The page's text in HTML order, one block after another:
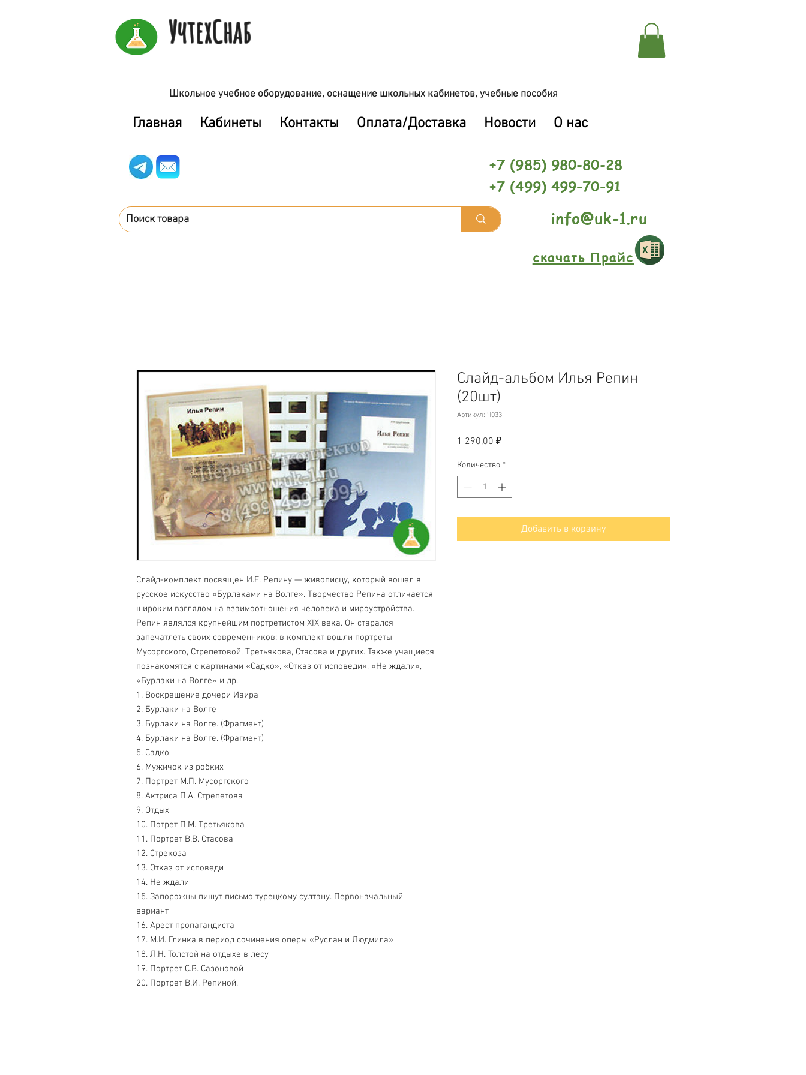
УчтехСнаб
Школьное учебное оборудование, оснащение школьных кабинетов, учебные пособия
Главная Кабинеты Контакты Оплата/Доставка Новости О нас
+7 (985) 980-80-28
+7 (499) 499-70-91
info@uk-1.ru
скачать Прайс
Слайд-комплект посвящен И.Е. Репину — живописцу, который вошел в
русское искусство «Бурлаками на Волге». Творчество Репина отличается
широким взглядом на взаимоотношения человека и мироустройства.
Репин являлся крупнейшим портретистом XIX века. Он старался
запечатлеть своих современников: в комплект вошли портреты
Мусоргского, Стрепетовой, Третьякова, Стасова и других. Также учащиеся
познакомятся с картинами «Садко», «Отказ от исповеди», «Не ждали»,
«Бурлаки на Волге» и др.
1. Воскрешение дочери Иаира
2. Бурлаки на Волге
3. Бурлаки на Волге. (Фрагмент)
4. Бурлаки на Волге. (Фрагмент)
5. Садко
6. Мужичок из робких
7. Портрет М.П. Мусоргского
8. Актриса П.А. Стрепетова
9. Отдых
10. Потрет П.М. Третьякова
11. Портрет В.В. Стасова
12. Стрекоза
13. Отказ от исповеди
14. Не ждали
15. Запорожцы пишут письмо турецкому султану. Первоначальный
вариант
16. Арест пропагандиста
17. М.И. Глинка в период сочинения оперы «Руслан и Людмила»
18. Л.Н. Толстой на отдыхе в лесу
19. Портрет С.В. Сазоновой
20. Портрет В.И. Репиной.
Слайд-альбом Илья Репин
(20шт)
Артикул: Ч033
1 290,00 ₽Цена
Количество *
Добавить в корзину